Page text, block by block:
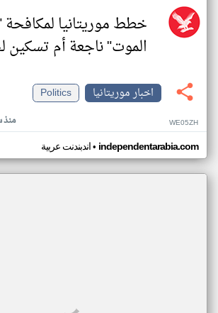
خطط موريتانيا
الموت" ناجعة أم
اخبار موريتانيا
Politics
منذ WE05ZH
اندبندنت عربية• independentarabia.com